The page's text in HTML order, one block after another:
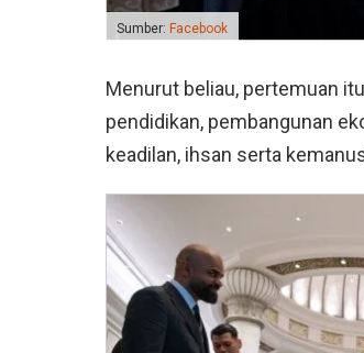
Sumber: Facebook
Menurut beliau, pertemuan
pendidikan, pembangunan
keadilan, ihsan serta